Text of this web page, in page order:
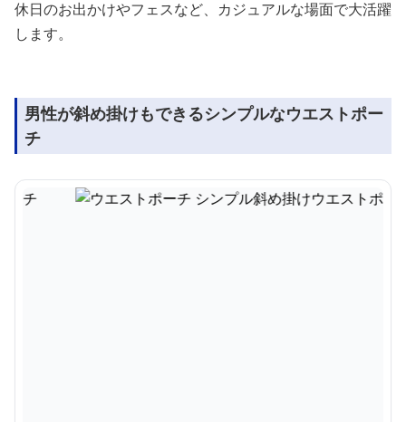
休日のお出かけやフェスなど、カジュアルな場面で大活躍
します。
男性が斜め掛けもできるシンプルなウエストポー
チ